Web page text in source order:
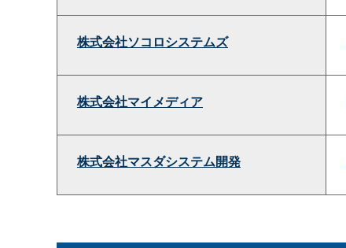
株式会社ソコロシステムズ
株式会社マイメディア
株式会社マスダシステム開発